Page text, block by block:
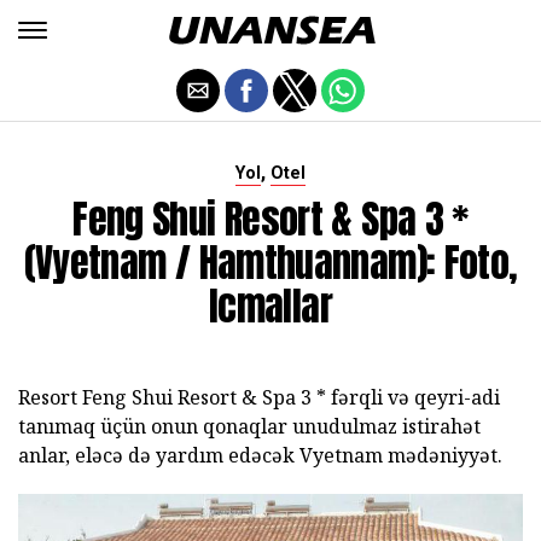
Yol , Otel
Feng Shui Resort & Spa 3 *
(Vyetnam / Hamthuannam): Foto,
Icmallar
Resort Feng Shui Resort & Spa 3 * fərqli və qeyri-adi
tanımaq üçün onun qonaqlar unudulmaz istirahət
anlar, eləcə də yardım edəcək Vyetnam mədəniyyət.